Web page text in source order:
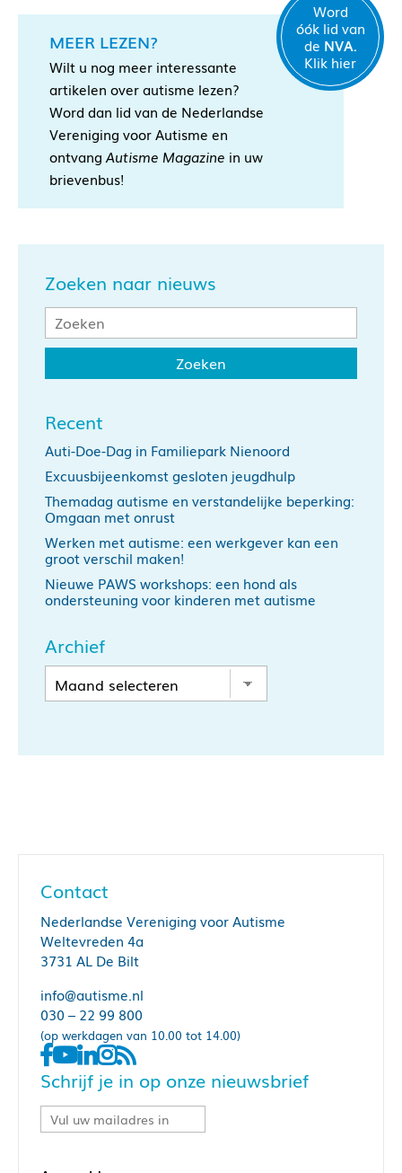
MEER LEZEN?
Wilt u nog meer interessante
artikelen over autisme lezen?
Word dan lid van de Nederlandse
Vereniging voor Autisme en
ontvang Autisme Magazine in uw
brievenbus!
Word
óók lid van
de NVA.
Klik hier
Zoeken naar nieuws
Recent
Auti-Doe-Dag in Familiepark Nienoord
Excuusbijeenkomst gesloten jeugdhulp
Themadag autisme en verstandelijke beperking:
Omgaan met onrust
Werken met autisme: een werkgever kan een
groot verschil maken!
Nieuwe PAWS workshops: een hond als
ondersteuning voor kinderen met autisme
Archief
Contact
Nederlandse Vereniging voor Autisme
Weltevreden 4a
3731 AL De Bilt
info@autisme.nl
030 – 22 99 800
(op werkdagen van 10.00 tot 14.00)
Schrijf je in op onze nieuwsbrief